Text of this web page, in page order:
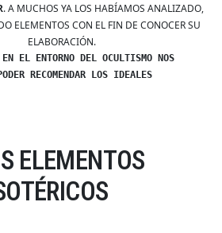
. A MUCHOS YA LOS HABÍAMOS ANALIZADO,
ELEMENTOS CON EL FIN DE CONOCER SU
ELABORACIÓN.
EL ENTORNO DEL OCULTISMO NOS
RECOMENDAR LOS IDEALES
ELEMENTOS